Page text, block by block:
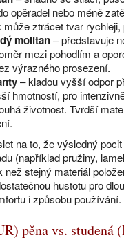
opěradel nebo méně
ztrácet tvar
molitan– představuje
mezi pohodlím a
výrazného prosezení.
– kladou vyšší odpor
hmotností, pro
životnost. Tvrdší
na to, že výsledný
(například pružiny,
než stejný materiál
hustotu pro
i způsobu používání.
pěna vs. studená